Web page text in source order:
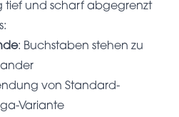
tief und scharf abgegrenzt
: Buchstaben stehen zu
von Standard-
Variante